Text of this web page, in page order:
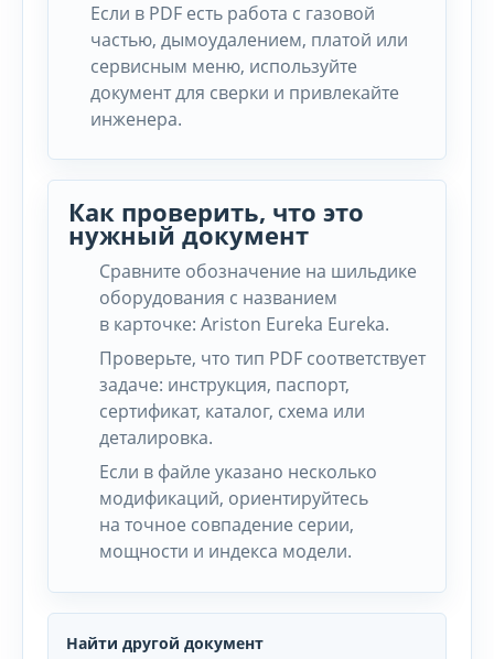
Если в PDF есть работа с газовой
частью, дымоудалением, платой или
сервисным меню, используйте
документ для сверки и привлекайте
инженера.
Как проверить, что это
нужный документ
Сравните обозначение на шильдике
оборудования с названием
в карточке: Ariston Eureka Eureka.
Проверьте, что тип PDF соответствует
задаче: инструкция, паспорт,
сертификат, каталог, схема или
деталировка.
Если в файле указано несколько
модификаций, ориентируйтесь
на точное совпадение серии,
мощности и индекса модели.
Найти другой документ